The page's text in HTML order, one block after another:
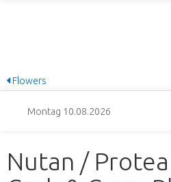
Flowers
Montag 10.08.2026
Nutan / Protea